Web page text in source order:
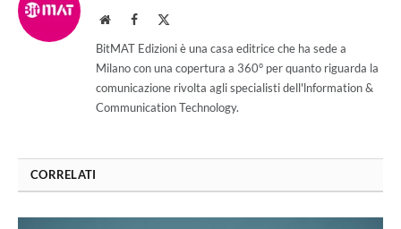
WebsiteFacebook
BitMAT Edizioni è una casa editrice che ha sede a
Milano con una copertura a 360° per quanto riguarda la
comunicazione rivolta agli specialisti dell'lnformation &
Communication Technology.
CORRELATI